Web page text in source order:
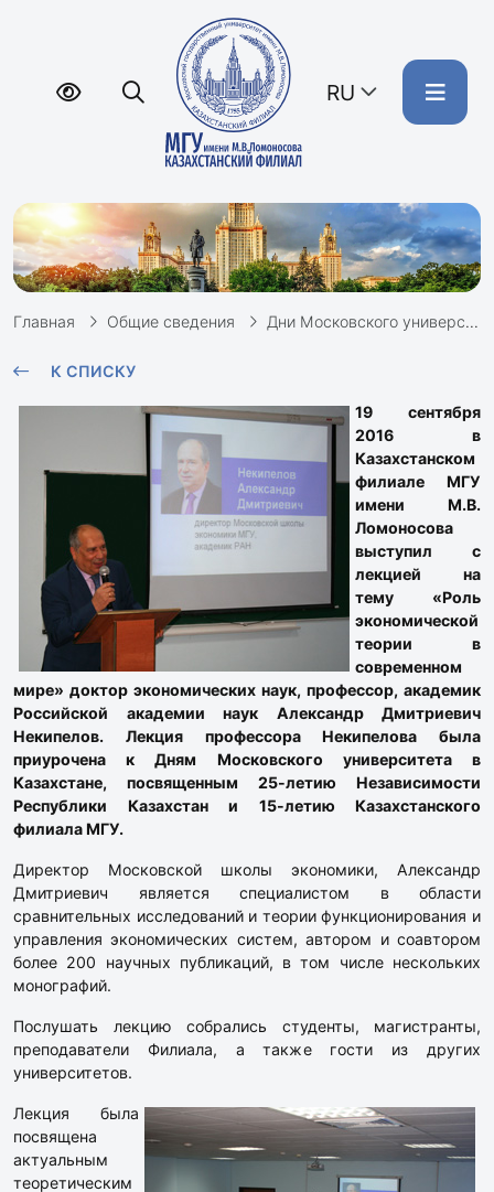
RU
Главная Общие сведения Дни Московского университета в Казахстане
К СПИСКУ
19 сентября
2016 в
Казахстанском
филиале МГУ
имени М.В.
Ломоносова
выступил с
лекцией на
тему «Роль
экономической
теории в
современном
мире» доктор экономических наук, профессор, академик
Российской академии наук Александр Дмитриевич
Некипелов. Лекция профессора Некипелова была
приурочена к Дням Московского университета в
Казахстане, посвященным 25-летию Независимости
Республики Казахстан и 15-летию Казахстанского
филиала МГУ.
Директор Московской школы экономики, Александр
Дмитриевич является специалистом в области
сравнительных исследований и теории функционирования и
управления экономических систем, автором и соавтором
более 200 научных публикаций, в том числе нескольких
монографий.
Послушать лекцию собрались студенты, магистранты,
преподаватели Филиала, а также гости из других
университетов.
Лекция была
посвящена
актуальным
теоретическим